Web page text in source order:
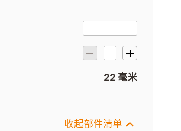
22 毫米
收起部件清单